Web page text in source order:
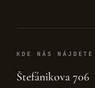
KDE NÁS NÁJDETE
Štefánikova 706